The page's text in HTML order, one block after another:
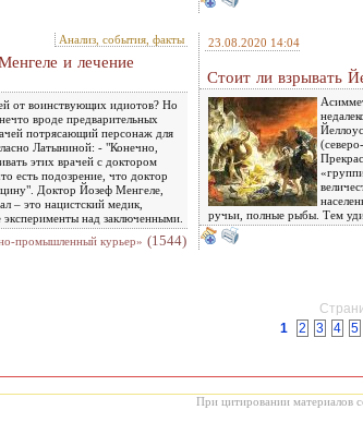
Анализ, события, факты
и лечение
от воинствующих идиотов? Но
вроде предварительных
потрясающий персонаж для
Латыниной: - "Конечно,
этих врачей с доктором
есть подозрение, что доктор
Доктор Йозеф Менгеле,
– это нацистский медик,
над заключенными.
промышленный курьер» (1544)
23.08.2020 14:04
Стоит ли взрывать
ручьи, полные рыбы. Тем
1
2 3 4 5
При цитировании материалов